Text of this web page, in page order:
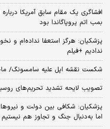
افشاگری یک مقام سابق آمریکا
بمب اتم پروپاگاندا بود
پزشکیان: هرگز استعفا نداده‌ام و
ندادیم +فیلم
شکست نقشه اپل علیه سامسونگ/
تصویب لایحه تشدید تحریم‌های
پزشکیان: شکافی بین دولت و
اما به‌دنبال جنگ و تجاوز هم نیستیم